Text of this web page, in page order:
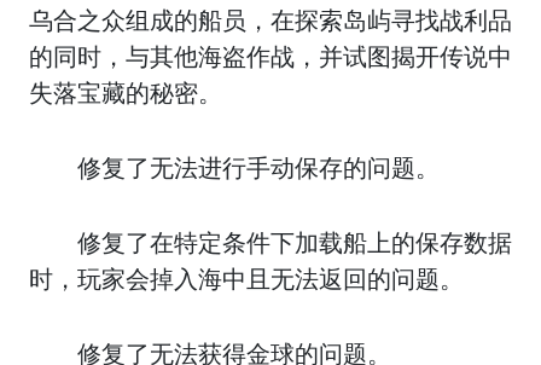
乌合之众组成的船员，在探索岛屿寻找战利品
的同时，与其他海盗作战，并试图揭开传说中
失落宝藏的秘密。
修复了无法进行手动保存的问题。
修复了在特定条件下加载船上的保存数据
时，玩家会掉入海中且无法返回的问题。
修复了无法获得金球的问题。